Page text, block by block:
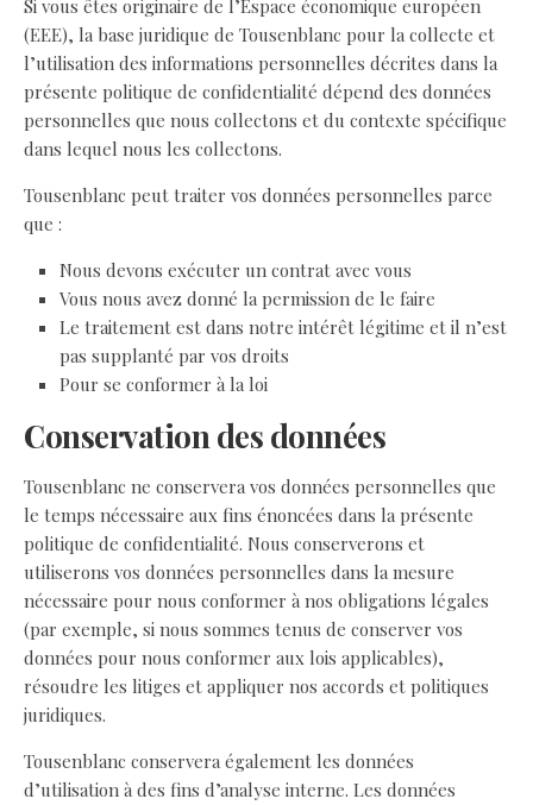
Si vous êtes originaire de l’Espace économique européen
(EEE), la base juridique de Tousenblanc pour la collecte et
l’utilisation des informations personnelles décrites dans la
présente politique de confidentialité dépend des données
personnelles que nous collectons et du contexte spécifique
dans lequel nous les collectons.
Tousenblanc peut traiter vos données personnelles parce
que :
Nous devons exécuter un contrat avec vous
Vous nous avez donné la permission de le faire
Le traitement est dans notre intérêt légitime et il n’est
pas supplanté par vos droits
Pour se conformer à la loi
Conservation des données
Tousenblanc ne conservera vos données personnelles que
le temps nécessaire aux fins énoncées dans la présente
politique de confidentialité. Nous conserverons et
utiliserons vos données personnelles dans la mesure
nécessaire pour nous conformer à nos obligations légales
(par exemple, si nous sommes tenus de conserver vos
données pour nous conformer aux lois applicables),
résoudre les litiges et appliquer nos accords et politiques
juridiques.
Tousenblanc conservera également les données
d’utilisation à des fins d’analyse interne. Les données